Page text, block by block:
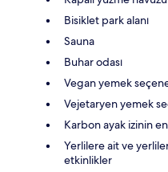
Bisiklet park alanı
Sauna
Buhar odası
Vegan yemek
Vejetaryen yemek
Karbon ayak izinin en
Yerlilere ait ve
etkinlikler